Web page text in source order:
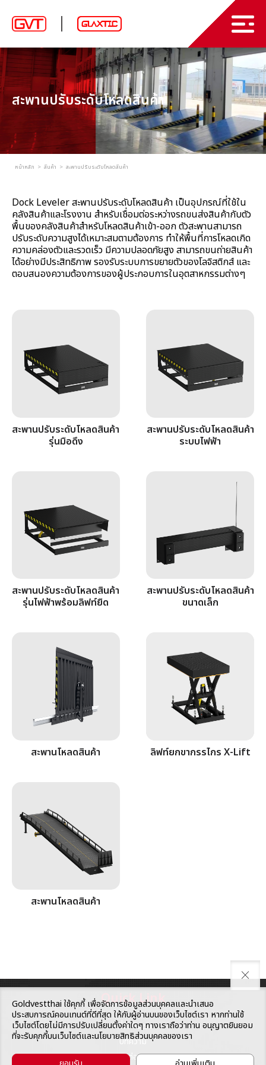
สินค้า
ม่านริ้วพลาสติก และ พลาสติกใส PVC
ประตูบานสวิง พีวีซี
ประตูอัตโนมัติความเร็วสูง
ประตูโหลดสินค้า
อุปกรณ์ลำเลียงและขนถ่ายสินค้า
ม่านอากาศ ม่านตัดอากาศ
อุปกรณ์เสริมอื่นๆ
รวมหมวดสินค้า
บทความ
เกี่ยวกับเรา
ผลงาน
ติดต่อเรา
TH
EN
สะพานปรับระดับโหลดสินค้า
หน้าหลัก สินค้า สะพานปรับระดับโหลดสินค้า
Dock Leveler สะพานปรับระดับโหลดสินค้า เป็นอุปกรณ์ที่ใช้ใน
คลังสินค้าและโรงงาน สำหรับเชื่อมต่อระหว่างรถขนส่งสินค้ากับตัว
พื้นของคลังสินค้าสำหรับโหลดสินค้าเข้า-ออก ตัวสะพานสามารถ
ปรับระดับความสูงได้เหมาะสมตามต้องการ ทำให้พื้นที่การโหลดเกิด
ความคล่องตัวและรวดเร็ว มีความปลอดภัยสูง สามารถขนถ่ายสินค้า
ได้อย่างมีประสิทธิภาพ รองรับระบบการขยายตัวของโลจิสติกส์ และ
ตอบสนองความต้องการของผู้ประกอบการในอุตสาหกรรมต่างๆ
สะพานปรับระดับโหลดสินค้า
รุ่นมือดึง
สะพานปรับระดับโหลดสินค้า
ระบบไฟฟ้า
สะพานปรับระดับโหลดสินค้า
รุ่นไฟฟ้าพร้อมลิฟท์ยืด
สะพานปรับระดับโหลดสินค้า
ขนาดเล็ก
สะพานโหลดสินค้า ลิฟท์ยกขากรรไกร X-Lift
สะพานโหลดสินค้า
Quick Link
เกี่ยวกับเรา
บทความ
ติดต่อเรา
close
Goldvestthai ใช้คุกกี้ เพื่อจัดการข้อมูลส่วนบุคคลและนำเสนอ
ประสบการณ์คอนเทนต์ที่ดีที่สุด ให้กับผู้อ่านบนของเว็บไซต์เรา หากท่านใช้
เว็บไซต์โดยไม่มีการปรับเปลี่ยนตั้งค่าใดๆ ทางเราถือว่าท่าน อนุญาตยินยอม
ที่จะรับคุกกี้บนเว็บไซต์และนโยบายสิทธิส่วนบุคคลของเรา